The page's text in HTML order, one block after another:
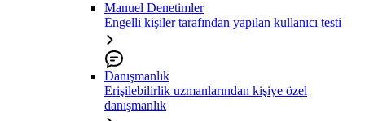
Manuel Denetimler
Engelli kişiler tarafından yapılan kullanıcı testi
Danışmanlık
Erişilebilirlik uzmanlarından kişiye özel
danışmanlık